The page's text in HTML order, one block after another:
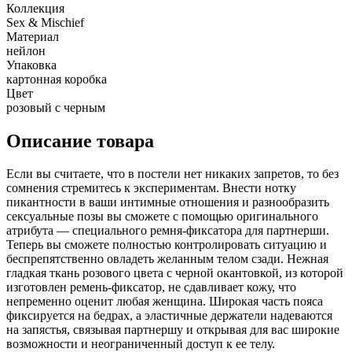
Коллекция
Sex & Mischief
Материал
нейлон
Упаковка
картонная коробка
Цвет
розовый с черным
Описание товара
Если вы считаете, что в постели нет никаких запретов, то без
сомнения стремитесь к экспериментам. Внести нотку
пикантности в ваши интимные отношения и разнообразить
сексуальные позы вы сможете с помощью оригинального
атрибута — специального ремня-фиксатора для партнерши.
Теперь вы сможете полностью контролировать ситуацию и
беспрепятственно овладеть желанным телом сзади. Нежная
гладкая ткань розового цвета с черной окантовкой, из которой
изготовлен ремень-фиксатор, не сдавливает кожу, что
непременно оценит любая женщина. Широкая часть пояса
фиксируется на бедрах, а эластичные держатели надеваются
на запястья, связывая партнершу и открывая для вас широкие
возможности и неограниченный доступ к ее телу.